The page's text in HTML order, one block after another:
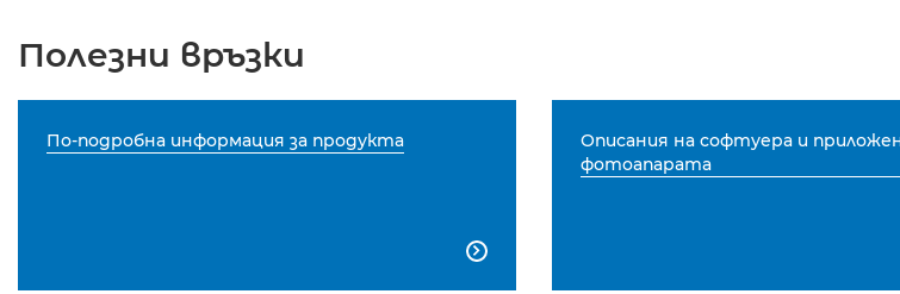
Полезни връзки
По-подробна информация за продукта

Описания на софтуера и
фотоапарата